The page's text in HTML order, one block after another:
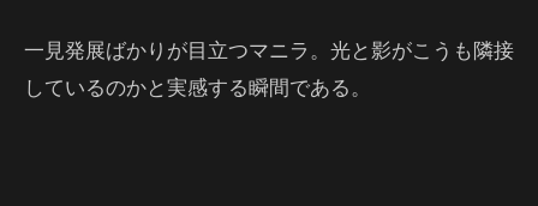
一見発展ばかりが目立つマニラ。光と影がこうも隣接
しているのかと実感する瞬間である。